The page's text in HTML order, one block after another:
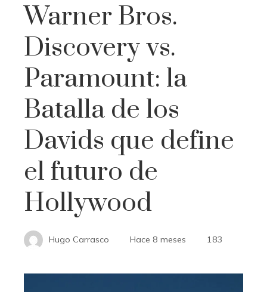
Warner Bros.
Discovery vs.
Paramount: la
Batalla de los
Davids que define
el futuro de
Hollywood
Hugo Carrasco Hace 8 meses 183